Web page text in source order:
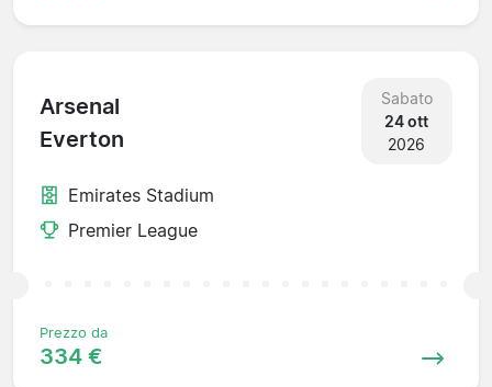
Arsenal
Everton
Sabato
24 ott
2026
Emirates Stadium
Premier League
Prezzo da
334 €